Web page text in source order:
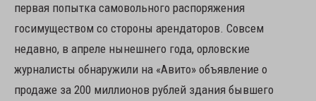
первая попытка самовольного распоряжения
госимуществом со стороны арендаторов. Совсем
недавно, в апреле нынешнего года, орловские
журналисты обнаружили на «Авито» объявление о
продаже за 200 миллионов рублей здания бывшего